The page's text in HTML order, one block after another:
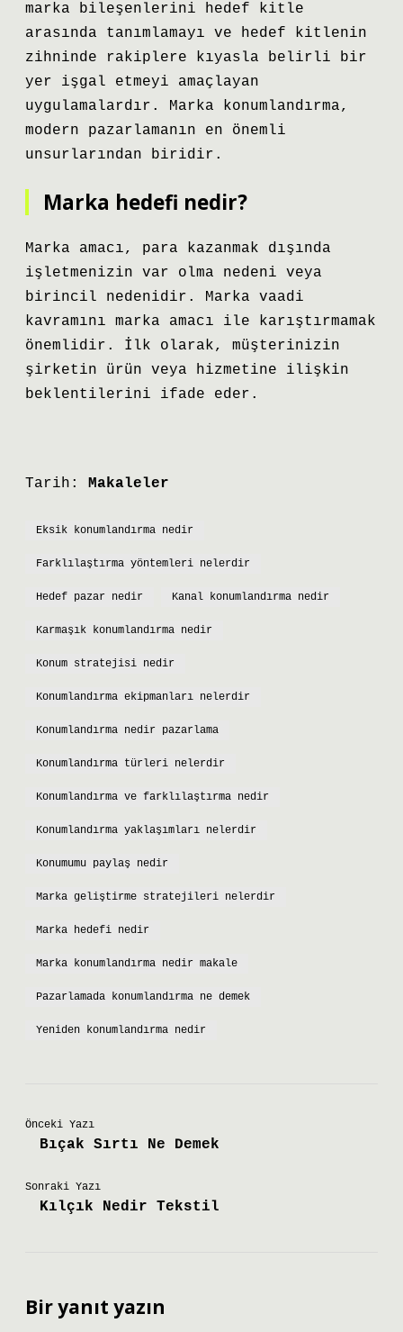
marka bileşenlerini hedef kitle
arasında tanımlamayı ve hedef kitlenin
zihninde rakiplere kıyasla belirli bir
yer işgal etmeyi amaçlayan
uygulamalardır. Marka konumlandırma,
modern pazarlamanın en önemli
unsurlarından biridir.
Marka hedefi nedir?
Marka amacı, para kazanmak dışında
işletmenizin var olma nedeni veya
birincil nedenidir. Marka vaadi
kavramını marka amacı ile karıştırmamak
önemlidir. İlk olarak, müşterinizin
şirketin ürün veya hizmetine ilişkin
beklentilerini ifade eder.
Tarih: Makaleler
Eksik konumlandırma nedir
Farklılaştırma yöntemleri nelerdir
Hedef pazar nedir Kanal konumlandırma nedir
Karmaşık konumlandırma nedir
Konum stratejisi nedir
Konumlandırma ekipmanları nelerdir
Konumlandırma nedir pazarlama
Konumlandırma türleri nelerdir
Konumlandırma ve farklılaştırma nedir
Konumlandırma yaklaşımları nelerdir
Konumumu paylaş nedir
Marka geliştirme stratejileri nelerdir
Marka hedefi nedir
Marka konumlandırma nedir makale
Pazarlamada konumlandırma ne demek
Yeniden konumlandırma nedir
Önceki Yazı
Bıçak Sırtı Ne Demek
Sonraki Yazı
Kılçık Nedir Tekstil
Bir yanıt yazın